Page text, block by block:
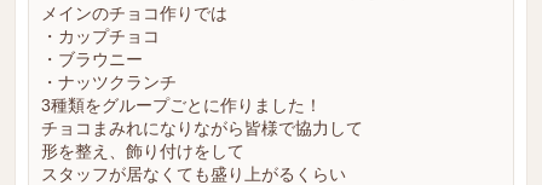
メインのチョコ作りでは
・カップチョコ
・ブラウニー
・ナッツクランチ
3種類をグループごとに作りました！
チョコまみれになりながら皆様で協力して
形を整え、飾り付けをして
スタッフが居なくても盛り上がるくらい